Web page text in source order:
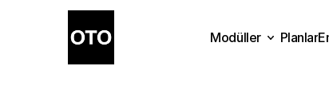
Modüller
Planlar